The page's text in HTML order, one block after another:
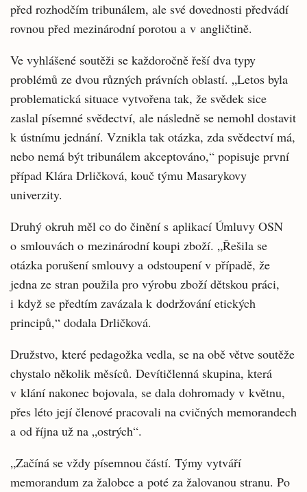
před rozhodčím tribunálem, ale své dovednosti předvádí
rovnou před mezinárodní porotou a v angličtině.
Ve vyhlášené soutěži se každoročně řeší dva typy
problémů ze dvou různých právních oblastí. „Letos byla
problematická situace vytvořena tak, že svědek sice
zaslal písemné svědectví, ale následně se nemohl dostavit
k ústnímu jednání. Vznikla tak otázka, zda svědectví má,
nebo nemá být tribunálem akceptováno,“ popisuje první
případ Klára Drličková, kouč týmu Masarykovy
univerzity.
Druhý okruh měl co do činění s aplikací Úmluvy OSN
o smlouvách o mezinárodní koupi zboží. „Řešila se
otázka porušení smlouvy a odstoupení v případě, že
jedna ze stran použila pro výrobu zboží dětskou práci,
i když se předtím zavázala k dodržování etických
principů,“ dodala Drličková.
Družstvo, které pedagožka vedla, se na obě větve soutěže
chystalo několik měsíců. Devítičlenná skupina, která
v klání nakonec bojovala, se dala dohromady v květnu,
přes léto její členové pracovali na cvičných memorandech
a od října už na „ostrých“.
„Začíná se vždy písemnou částí. Týmy vytváří
memorandum za žalobce a poté za žalovanou stranu. Po